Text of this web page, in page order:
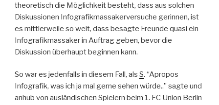
theoretisch die Möglichkeit besteht, dass aus solchen
Diskussionen Infografikmassakerversuche gerinnen, ist
es mittlerweile so weit, dass besagte Freunde quasi ein
Infografikmassaker in Auftrag geben, bevor die
Diskussion überhaupt beginnen kann.
So war es jedenfalls in diesem Fall, als S. “Apropos
Infografik, was ich ja mal gerne sehen würde..” sagte und
anhub von ausländischen Spielern beim 1. FC Union Berlin